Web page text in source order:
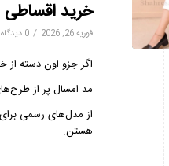
خرید اقساطی
فوریه 26, 2026 / 0 دیدگاه
اگر جزو اون دسته از
مد امسال پر از
از مدل‌های رسمی
هستن.